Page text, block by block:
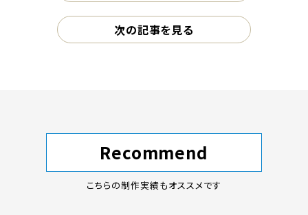
次の記事を見る
Recommend
こちらの制作実績もオススメです